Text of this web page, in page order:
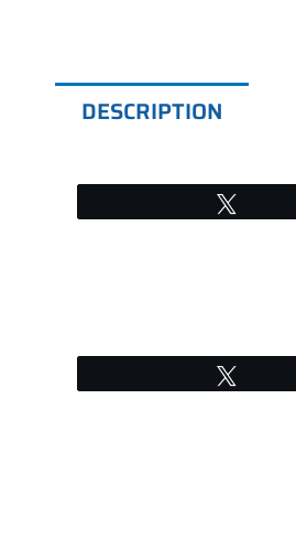
DESCRIPTION